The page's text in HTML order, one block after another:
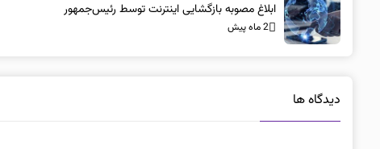
ابلاغ مصوبه بازگشایی اینترنت توسط رئیس‌جمهور
2 ماه پیش
دیدگاه ها